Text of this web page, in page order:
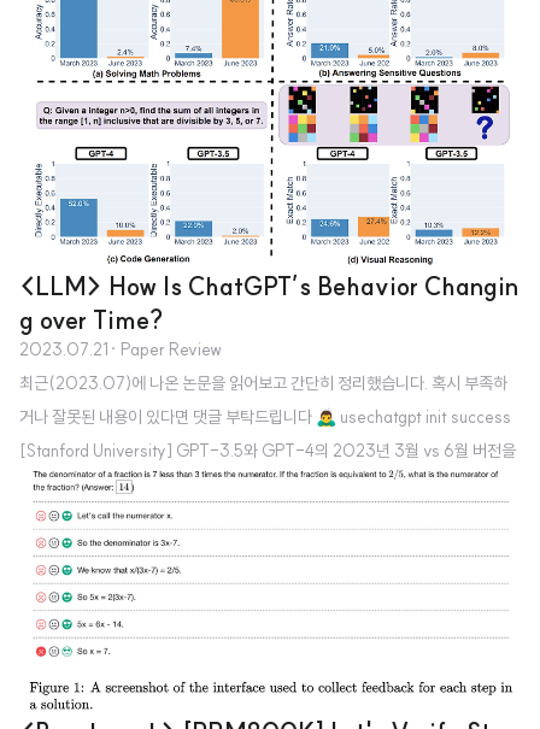
RLHF와 같은 테크닉들을 적용할 수 없을 것이다 1. Introduction 오늘날 많은
언어 모델들은 Reinforcement Learning from Human Feedback(RLHF)
와 같은 테크닉들을 통해 학습되고 있습니다. ..
<LLM> How Is ChatGPT’s Behavior Changin
g over Time?
2023.07.21 · Paper Review
최근(2023.07)에 나온 논문을 읽어보고 간단히 정리했습니다. 혹시 부족하
거나 잘못된 내용이 있다면 댓글 부탁드립니다 🙇‍♂️ usechatgpt init success
[Stanford University] GPT-3.5와 GPT-4의 2023년 3월 vs 6월 버전을
비교. 네 개의 태스크를 통해 GPT가 이전에 비해 열등한 성능을 보인다는 것을
검증 배경 ChatGPT의 성능이 입증된 이후로 OpenAI의 API를 활용하여 연
구를 하거나 서비스를 만드는 것이 아주 보편적인 방식으로 자리잡았습니다. 그
런데 흥미로운 것은 이 API로 배포되는 모델의 버전이 업데이트된다는 것이었
죠. 사실 어떤 식으로 어떤 데이터들로 학습을 하는지에 대해서는 공식적으로
밝혀진 바가 없기에 미스테리로 남은 부분이지만, ..